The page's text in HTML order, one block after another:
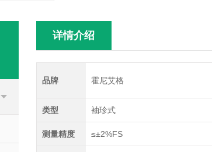
详情介绍
品牌 霍尼艾格
类型 袖珍式
测量精度 ≤±2%FS